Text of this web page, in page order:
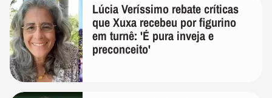
Lúcia Veríssimo rebate críticas
que Xuxa recebeu por figurino
em turnê: 'É pura inveja e
preconceito'